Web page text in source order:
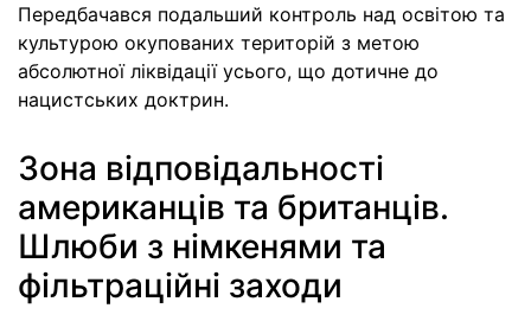
Передбачався подальший контроль над освітою та
культурою окупованих територій з метою
абсолютної ліквідації усього, що дотичне до
нацистських доктрин.
Зона вiдповiдальностi
американцiв та британцiв.
Шлюби з німкенями та
фільтраційні заходи